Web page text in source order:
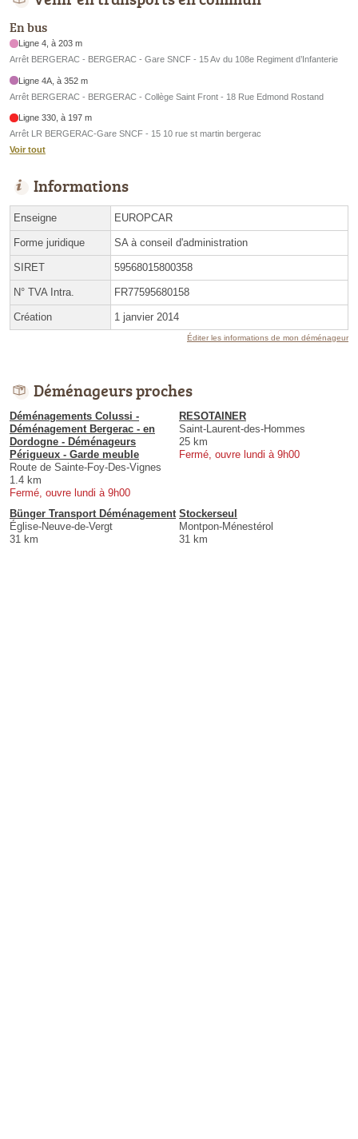
En bus
Ligne 4, à 203 m
Arrêt BERGERAC - BERGERAC - Gare SNCF - 15 Av du 108e Regiment d’Infanterie
Ligne 4A, à 352 m
Arrêt BERGERAC - BERGERAC - Collège Saint Front - 18 Rue Edmond Rostand
Ligne 330, à 197 m
Arrêt LR BERGERAC-Gare SNCF - 15 10 rue st martin bergerac
Voir tout
Informations
Enseigne EUROPCAR
Forme juridique SA à conseil d'administration
SIRET 59568015800358
N° TVA Intra. FR77595680158
Création 1 janvier 2014
Éditer les informations de mon déménageur
Déménageurs proches
Déménagements Colussi -
Déménagement Bergerac - en
Dordogne - Déménageurs
Périgueux - Garde meuble
Route de Sainte-Foy-Des-Vignes
1.4 km
Fermé, ouvre lundi à 9h00
RESOTAINER
Saint-Laurent-des-Hommes
25 km
Fermé, ouvre lundi à 9h00
Bünger Transport Déménagement
Église-Neuve-de-Vergt
31 km
Stockerseul
Montpon-Ménestérol
31 km